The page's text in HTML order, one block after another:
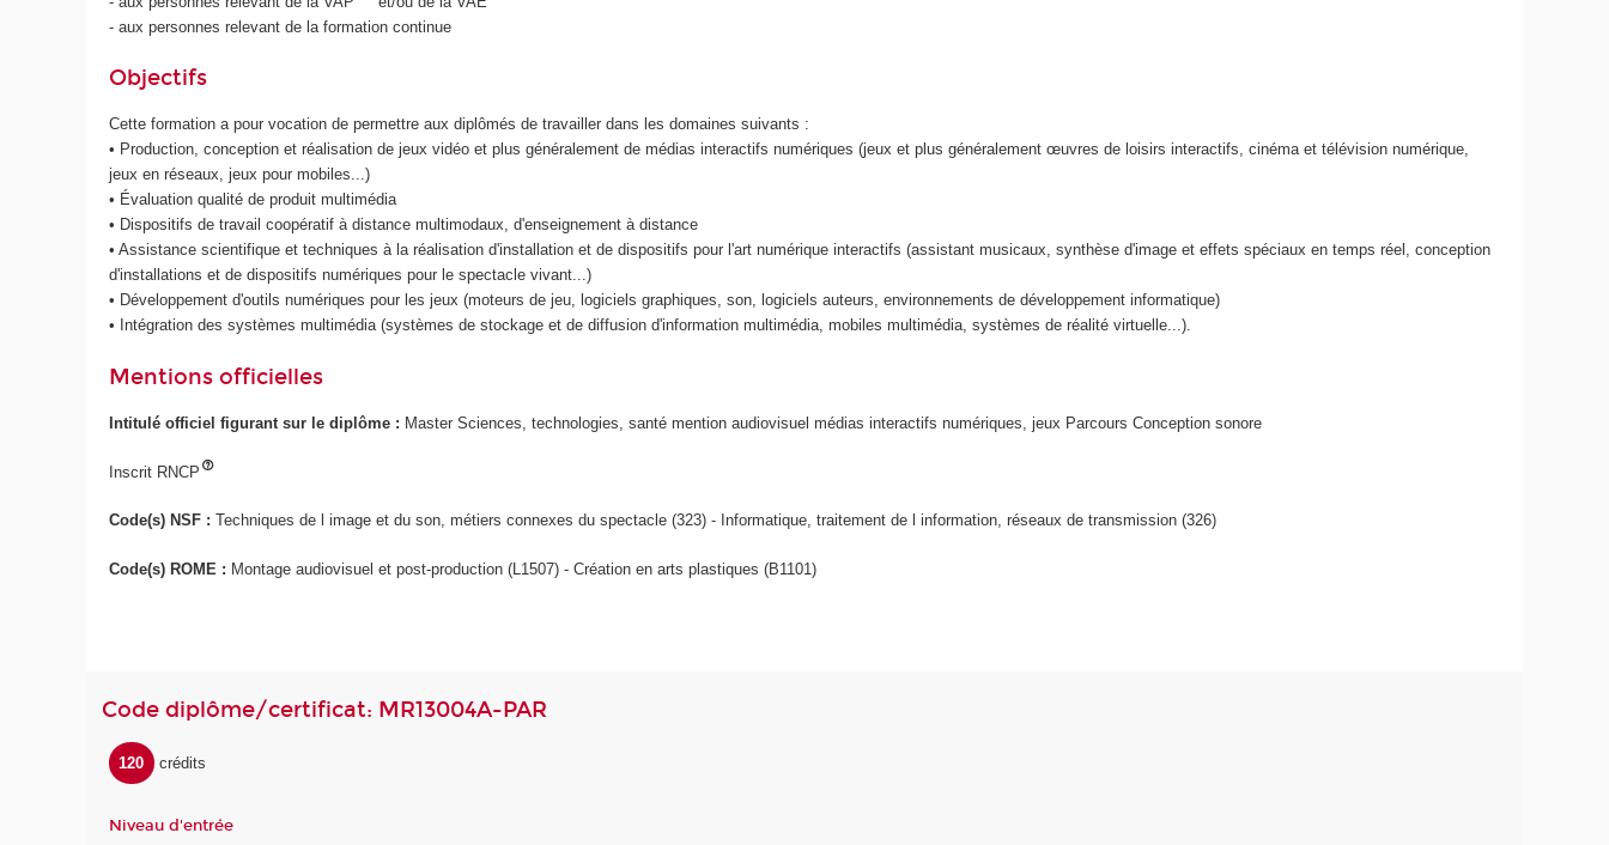
- aux personnes relevant de la formation continue
Objectifs
Cette formation a pour vocation de permettre aux diplômés de travailler dans les domaines suivants :
• Production, conception et réalisation de jeux vidéo et plus généralement de médias interactifs numériques (jeux et plus généralement œuvres de loisirs interactifs, cinéma et télévision numérique,
jeux en réseaux, jeux pour mobiles...)
• Évaluation qualité de produit multimédia
• Dispositifs de travail coopératif à distance multimodaux, d'enseignement à distance
• Assistance scientifique et techniques à la réalisation d'installation et de dispositifs pour l'art numérique interactifs (assistant musicaux, synthèse d'image et effets spéciaux en temps réel, conception
d'installations et de dispositifs numériques pour le spectacle vivant...)
• Développement d'outils numériques pour les jeux (moteurs de jeu, logiciels graphiques, son, logiciels auteurs, environnements de développement informatique)
• Intégration des systèmes multimédia (systèmes de stockage et de diffusion d'information multimédia, mobiles multimédia, systèmes de réalité virtuelle...).
Mentions officielles
Intitulé officiel figurant sur le diplôme : Master Sciences, technologies, santé mention audiovisuel médias interactifs numériques, jeux Parcours Conception sonore
Inscrit RNCP
Code(s) NSF :Techniques de l image et du son, métiers connexes du spectacle (323) - Informatique, traitement de l information, réseaux de transmission (326)
Code(s) ROME : Montage audiovisuel et post-production (L1507) - Création en arts plastiques (B1101)
Code diplôme/certificat: MR13004A-PAR
120 crédits
Niveau d'entrée